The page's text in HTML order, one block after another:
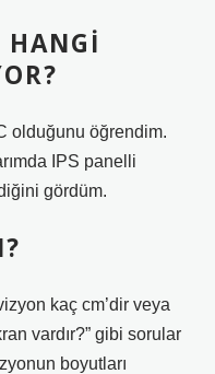
HANGI
olduğunu öğrendim.
IPS panelli
gördüm.
kaç cm’dir veya
vardır?” gibi sorular
boyutları